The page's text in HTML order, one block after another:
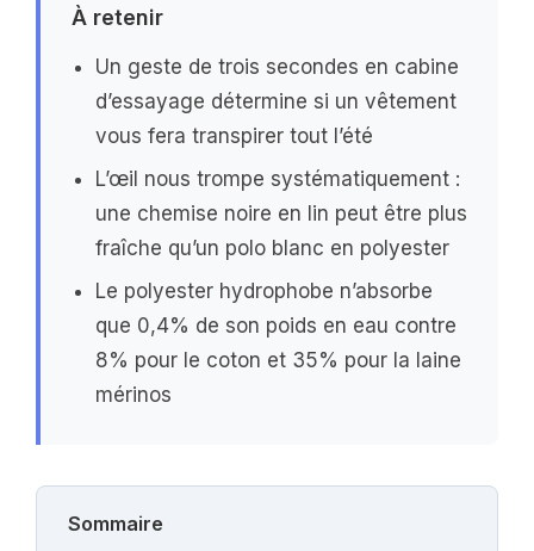
À retenir
Un geste de trois secondes en cabine
d’essayage détermine si un vêtement
vous fera transpirer tout l’été
L’œil nous trompe systématiquement :
une chemise noire en lin peut être plus
fraîche qu’un polo blanc en polyester
Le polyester hydrophobe n’absorbe
que 0,4% de son poids en eau contre
8% pour le coton et 35% pour la laine
mérinos
Sommaire